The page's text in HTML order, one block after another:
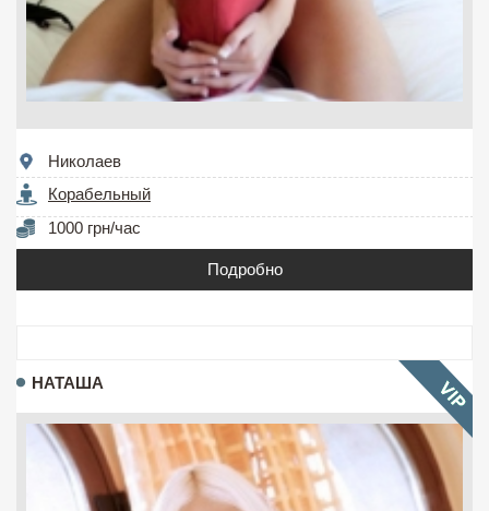
Николаев
Корабельный
1000 грн/час
Подробно
НАТАША